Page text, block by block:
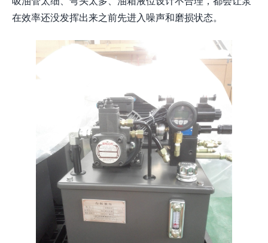
在效率还没发挥出来之前先进入噪声和磨损状态。